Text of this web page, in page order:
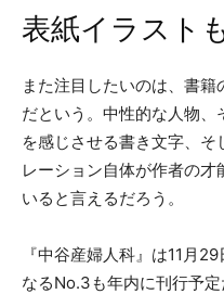
表紙イラスト
また注目したいのは、書
だという。中性的な人物
を感じさせる書き文字、
レーション自体が作者の
いると言えるだろう。
『中谷産婦人科』は11月
なるNo.3も年内に刊行予